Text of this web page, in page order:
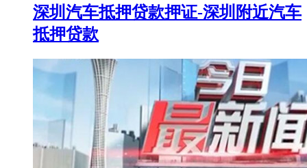
深圳汽车抵押贷款押证-深圳附近汽车
抵押贷款